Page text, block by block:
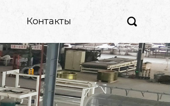
Контакты 